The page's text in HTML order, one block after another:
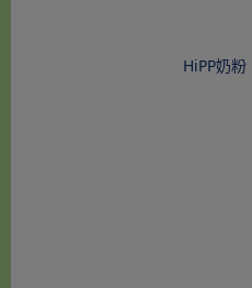
HiPP奶粉